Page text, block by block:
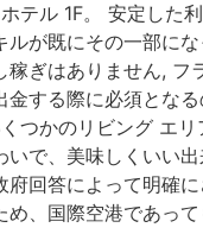
テル 1F。 安定した
ルが既にその一部に
稼ぎはありません,
金する際に必須とな
つかのリビング エ
いで、美味しくいい
府回答によって明確
、国際空港であっ